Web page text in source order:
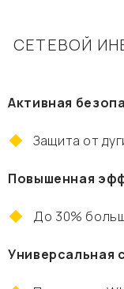
СЕТЕВОЙ
Активная
Защита от
Повышенная
До 30%
Универсальная